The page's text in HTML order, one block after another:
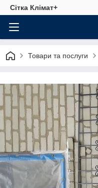
Сітка Клімат+
Товари та послуги